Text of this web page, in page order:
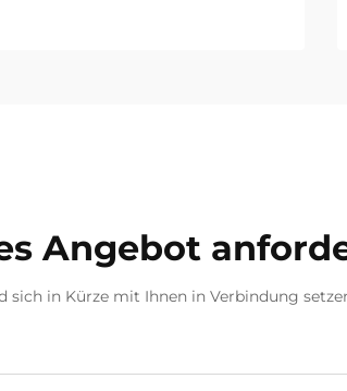
Angebot
sich in Kürze mit Ihnen in Verbindung